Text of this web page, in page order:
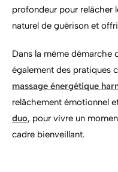
profondeur pour relâcher
naturel de guérison et
Dans la même démarche
également des pratiques
massage énergétique
relâchement émotionnel
duo, pour vivre un
cadre bienveillant.